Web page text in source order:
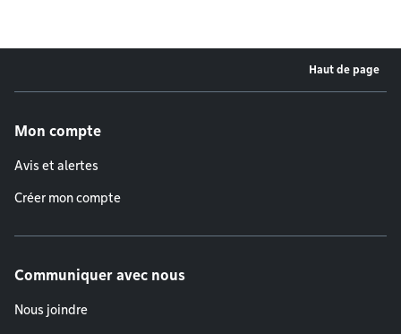
Haut de page
Mon compte
Avis et alertes
Créer mon compte
Communiquer avec nous
Nous joindre